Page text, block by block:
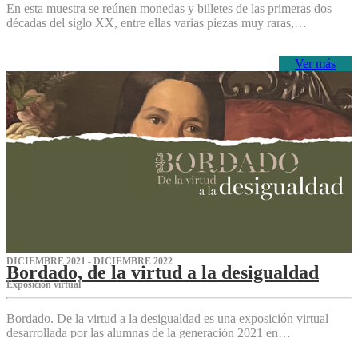
En esta muestra se reúnen monedas y billetes de las primeras dos
décadas del siglo XX, entre ellas varias piezas muy raras,…
Ver más
DICIEMBRE 2021 - DICIEMBRE 2022
Bordado, de la virtud a la desigualdad
Exposición virtual‌
Bordado. De la virtud a la desigualdad es una exposición virtual
desarrollada por las alumnas de la generación 2021 en…